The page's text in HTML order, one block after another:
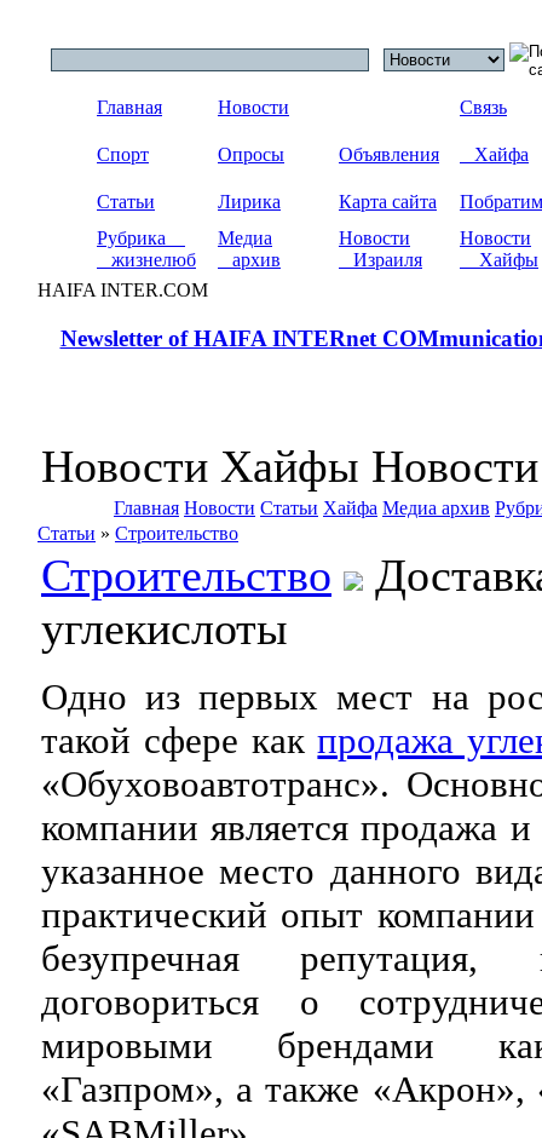
Главная Новости Связь
Спорт Опросы Объявления Хайфа
Статьи Лирика Карта сайта
Рубрика
жизнелюб
Медиа
архив
Новости
Израиля
Новости
Хайфы
HAIFA INTER.COM
Newsletter of HAIFA INTERnet
Новости Хайфы
Главная Новости Статьи Хайфа Медиа архив
Статьи » Строительство
Строительство
углекислоты
Одно из первых мест на
такой сфере какпродажа
«Обуховоавтотранс».
компании является продажа
указанное место данного
практический опыт
безупречная
договориться о
мировыми брендами
«Газпром», а также